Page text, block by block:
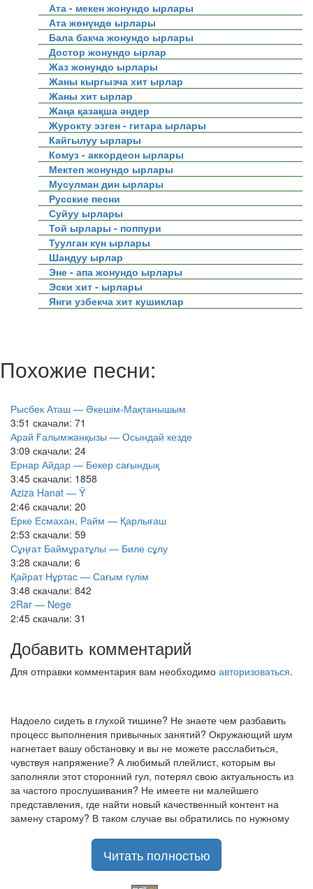
Ата - мекен жонундо ырлары
Ата жөнүндө ырлары
Бала бакча жонундо ырлары
Достор жонундо ырлар
Жаз жонундо ырлары
Жаны кыргызча хит ырлар
Жаны хит ырлар
Жаңа қазақша әндер
Журокту эзген - гитара ырлары
Кайгылуу ырлары
Комуз - аккордеон ырлары
Мектеп жонундо ырлары
Мусулман дин ырлары
Русские песни
Суйуу ырлары
Той ырлары - поппури
Туулган күн ырлары
Шандуу ырлар
Эне - апа жонундо ырлары
Эски хит - ырлары
Янги узбекча хит кушиклар
Похожие песни:
Рысбек Аташ — Әкешім-Мақтанышым
3:51 скачали: 71
Арай Ғалымжанқызы — Осындай кезде
3:09 скачали: 24
Ернар Айдар — Бекер сағындық
3:45 скачали: 1858
Aziza Hanat — Ÿ
2:46 скачали: 20
Ерке Есмахан, Райм — Қарлығаш
2:53 скачали: 59
Сұңғат Баймұратұлы — Биле сұлу
3:28 скачали: 6
Қайрат Нұртас — Сағым гүлім
3:48 скачали: 842
2Rar — Nege
2:45 скачали: 31
Добавить комментарий
Для отправки комментария вам необходимо авторизоваться.
Надоело сидеть в глухой тишине? Не знаете чем разбавить
процесс выполнения привычных занятий? Окружающий шум
нагнетает вашу обстановку и вы не можете расслабиться,
чувствуя напряжение? А любимый плейлист, которым вы
заполняли этот сторонний гул, потерял свою актуальность из
за частого прослушивания? Не имеете ни малейшего
представления, где найти новый качественный контент на
замену старому? В таком случае вы обратились по нужному
Музыкальный портал KGZ Musicс большой радостью
приветствует своих старых и новых слушателей! Специально
Читать полностью